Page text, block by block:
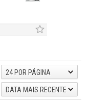
24 POR PÁGINA
DATA MAIS RECENTE